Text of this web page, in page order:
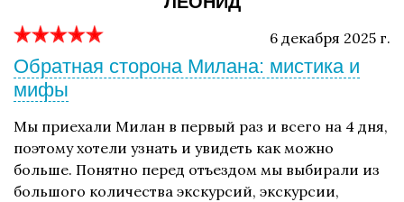
6 декабря 2025 г.
Обратная сторона Милана: мистика и
мифы
Мы приехали Милан в первый раз и всего на 4 дня,
поэтому хотели узнать и увидеть как можно
больше. Понятно перед отъездом мы выбирали из
большого количества экскурсий, экскурсии,